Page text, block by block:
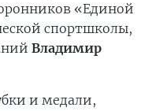
«Единой
спортшколы,
Владимир
и медали,